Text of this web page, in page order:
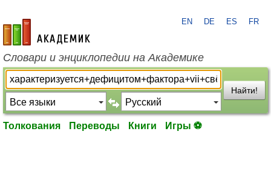
academic.ru
EN DE ES FR
Словари и энциклопедии на Академике
Найти!
Толкования Переводы Книги Игры ⚽